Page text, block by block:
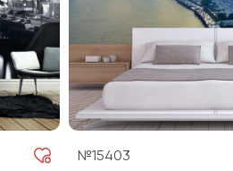
№15403